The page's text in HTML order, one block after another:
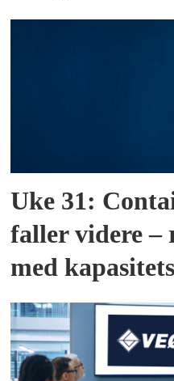
Uke 31:
faller videre –
med